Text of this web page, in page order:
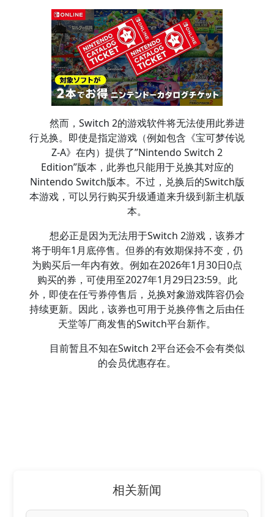
然而，Switch 2的游戏软件将无法使用此券进
行兑换。即使是指定游戏（例如包含《宝可梦传说
Z-A》在内）提供了”Nintendo Switch 2
Edition”版本，此券也只能用于兑换其对应的
Nintendo Switch版本。不过，兑换后的Switch版
本游戏，可以另行购买升级通道来升级到新主机版
本。
想必正是因为无法用于Switch 2游戏，该券才
将于明年1月底停售。但券的有效期保持不变，仍
为购买后一年内有效。例如在2026年1月30日0点
购买的券，可使用至2027年1月29日23:59。此
外，即使在任亏券停售后，兑换对象游戏阵容仍会
持续更新。因此，该券也可用于兑换停售之后由任
天堂等厂商发售的Switch平台新作。
目前暂且不知在Switch 2平台还会不会有类似
的会员优惠存在。
相关新闻